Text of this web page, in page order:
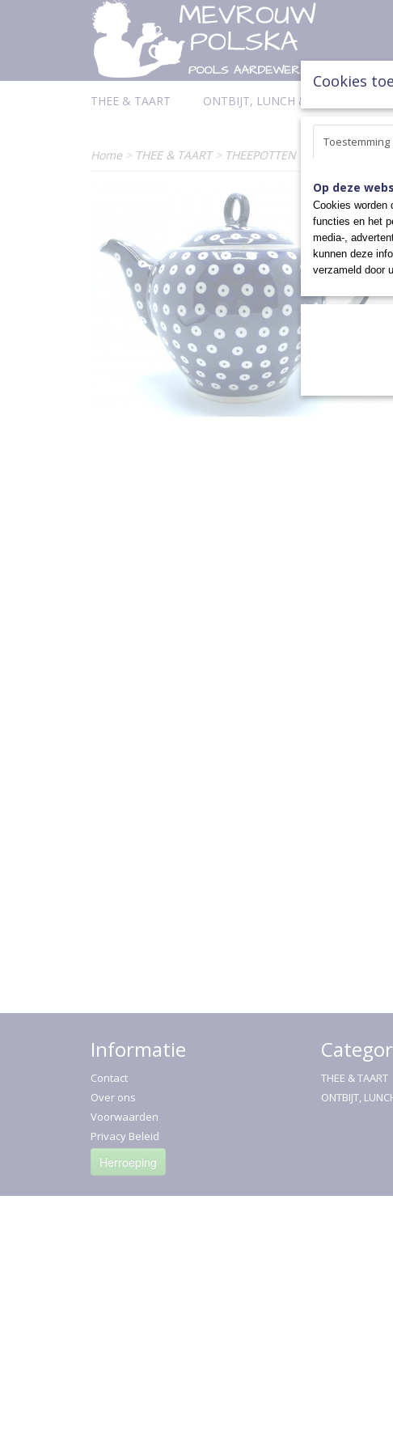
THEE & TAART ONTBIJT, LUNCH & DINER
Home > THEE & TAART> THEEPOTTEN> THEEPOTTEN
Informatie
Contact
Over ons
Voorwaarden
Privacy Beleid
Herroeping
THEE & TAART
ONTBIJT,
Cookies
Toestemming
Op deze
Cookies worden
functies en het
media-,
kunnen deze
verzameld door